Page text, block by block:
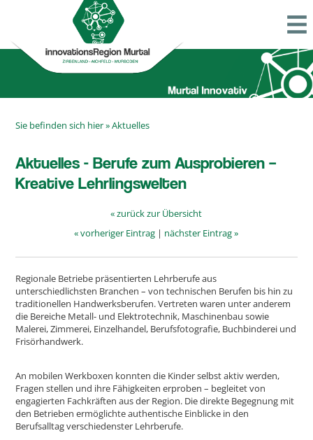
Sie befinden sich hier »Aktuelles
Aktuelles - Berufe zum Ausprobieren –
Kreative Lehrlingswelten
« zurück zur Übersicht
« vorheriger Eintrag | nächster Eintrag »
Regionale Betriebe präsentierten Lehrberufe aus
unterschiedlichsten Branchen – von technischen Berufen bis hin zu
traditionellen Handwerksberufen. Vertreten waren unter anderem
die Bereiche Metall- und Elektrotechnik, Maschinenbau sowie
Malerei, Zimmerei, Einzelhandel, Berufsfotografie, Buchbinderei und
Frisörhandwerk.
An mobilen Werkboxen konnten die Kinder selbst aktiv werden,
Fragen stellen und ihre Fähigkeiten erproben – begleitet von
engagierten Fachkräften aus der Region. Die direkte Begegnung mit
den Betrieben ermöglichte authentische Einblicke in den
Berufsalltag verschiedenster Lehrberufe.